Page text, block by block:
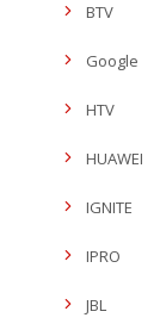
BTV
Google
HTV
HUAWEI
IGNITE
IPRO
JBL